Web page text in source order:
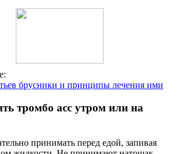
брусники и принципы лечения ими
тромбо асс утром или на
принимать перед едой, запивая